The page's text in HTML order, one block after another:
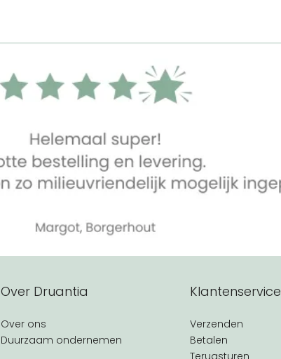
Over Druantia
Over ons
Duurzaam ondernemen
Klantenservice
Verzenden
Betalen
Terugsturen